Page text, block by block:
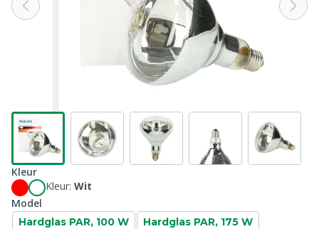
Kleur
Kleur: Wit
Model
Hardglas PAR, 100 W
Hardglas PAR, 175 W